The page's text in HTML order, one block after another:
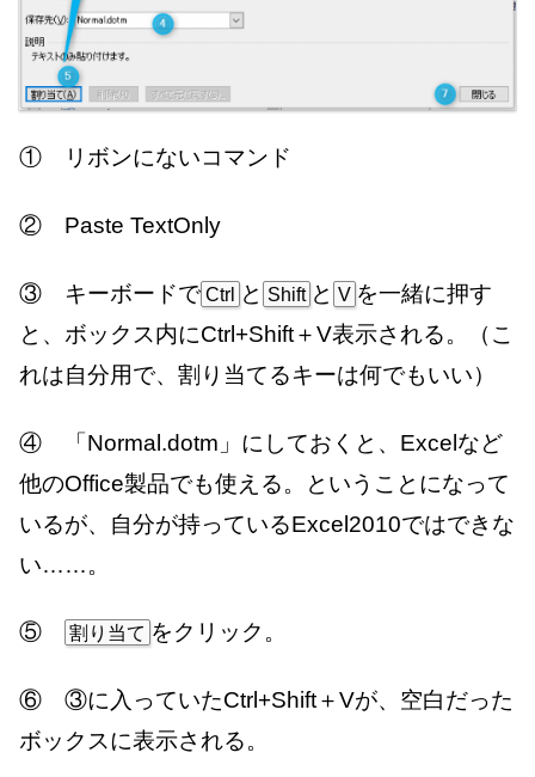
① リボンにないコマンド
② Paste TextOnly
③ キーボードで Ctrl と Shift と V を一緒に押す
と、ボックス内にCtrl+Shift＋V表示される。（こ
れは自分用で、割り当てるキーは何でもいい）
④ 「Normal.dotm」にしておくと、Excelなど
他のOffice製品でも使える。ということになって
いるが、自分が持っているExcel2010ではできな
い……。
⑤ 割り当て をクリック。
⑥ ③に入っていたCtrl+Shift＋Vが、空白だった
ボックスに表示される。